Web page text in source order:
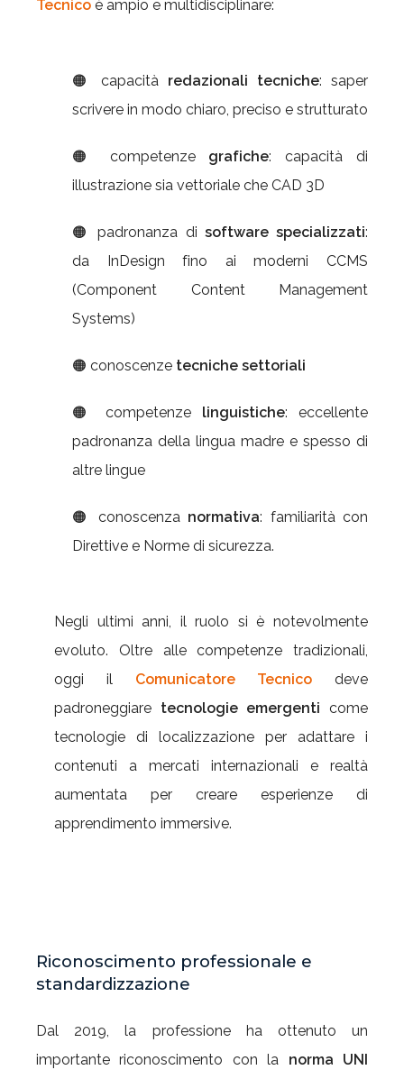
Tecnico è ampio e multidisciplinare:
🟠 capacità redazionali tecniche: saper
scrivere in modo chiaro, preciso e strutturato
🟠 competenze grafiche: capacità di
illustrazione sia vettoriale che CAD 3D
🟠 padronanza di software specializzati:
da InDesign fino ai moderni CCMS
(Component Content Management
Systems)
🟠 conoscenze tecniche settoriali
🟠 competenze linguistiche: eccellente
padronanza della lingua madre e spesso di
altre lingue
🟠 conoscenza normativa: familiarità con
Direttive e Norme di sicurezza.
Negli ultimi anni, il ruolo si è notevolmente
evoluto. Oltre alle competenze tradizionali,
oggi il Comunicatore Tecnico deve
padroneggiare tecnologie emergenti come
tecnologie di localizzazione per adattare i
contenuti a mercati internazionali e realtà
aumentata per creare esperienze di
apprendimento immersive.
Riconoscimento professionale e
standardizzazione
Dal 2019, la professione ha ottenuto un
importante riconoscimento con la norma UNI